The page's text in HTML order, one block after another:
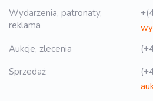
Wydarzenia, patronaty,
reklama
Aukcje, zlecenia
Sprzedaż